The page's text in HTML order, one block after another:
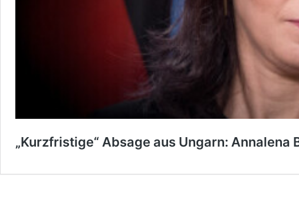
„Kurzfristige“ Absage aus Ungarn: Annalena